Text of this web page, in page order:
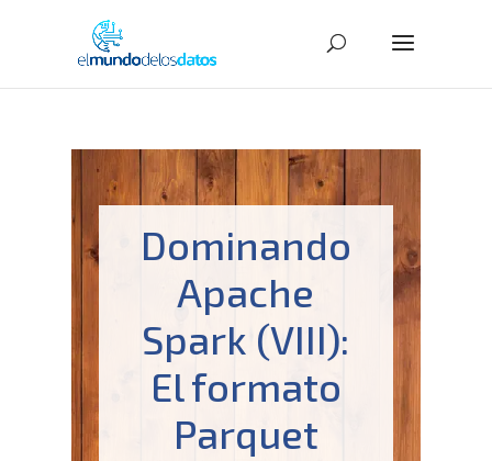
Dominando
Apache
Spark (VIII):
El formato
Parquet